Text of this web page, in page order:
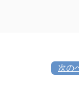
次の